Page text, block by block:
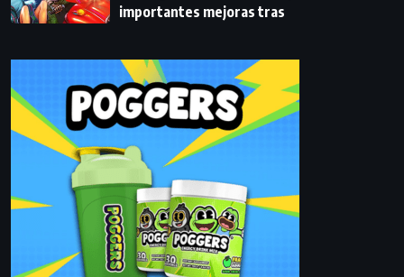
importantes mejoras tras